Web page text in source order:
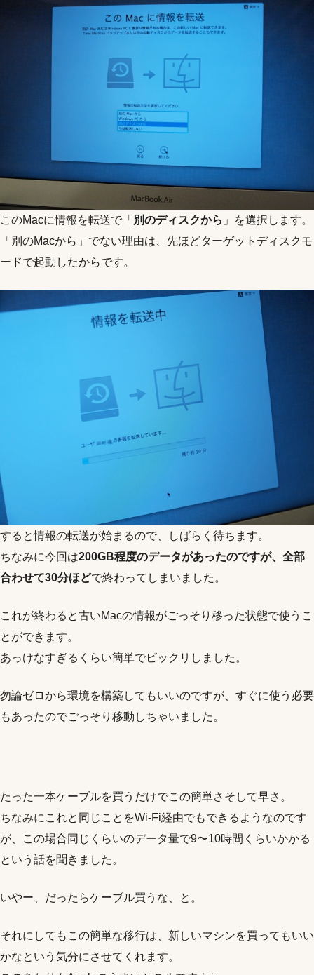
このMacに情報を転送で「 別のディスクから 」を選択します。
「別のMacから」でない理由は、先ほどターゲットディスクモ
ードで起動したからです。
すると情報の転送が始まるので、しばらく待ちます。
ちなみに今回は200GB程度のデータがあったのですが、全部
合わせて30分ほどで終わってしまいました。
これが終わると古いMacの情報がごっそり移った状態で使うこ
とができます。
あっけなすぎるくらい簡単でビックリしました。
勿論ゼロから環境を構築してもいいのですが、すぐに使う必要
もあったのでごっそり移動しちゃいました。
たった一本ケーブルを買うだけでこの簡単さそして早さ。
ちなみにこれと同じことをWi-Fi経由でもできるようなのです
が、この場合同じくらいのデータ量で9〜10時間くらいかかる
という話を聞きました。
いやー、だったらケーブル買うな、と。
それにしてもこの簡単な移行は、新しいマシンを買ってもいい
かなという気分にさせてくれます。